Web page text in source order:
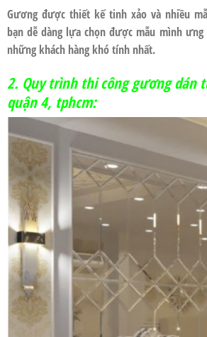
Gương được thiết kế tinh xảo và nhiều
bạn dễ dàng lựa chọn được mẫu mình
những khách hàng khó tính nhất.
2. Quy trình thi công gương dán
quận 4, tphcm: